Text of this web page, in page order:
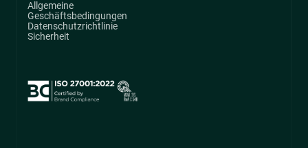
Allgemeine
Geschäftsbedingungen
Datenschutzrichtlinie
Sicherheit